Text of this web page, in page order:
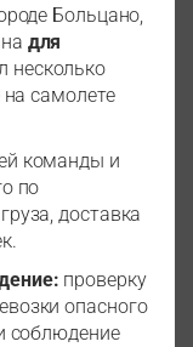
Больцано,
для
несколько
самолете
команды и
по
доставка
проверку
опасного
соблюдение